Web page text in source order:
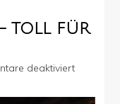
TOLL FÜR
deaktiviertfür
Krone